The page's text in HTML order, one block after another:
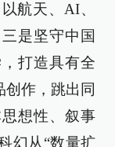
航天、AI、
是坚守中国
打造具有全
作，跳出同
想性、叙事
幻从“数量扩